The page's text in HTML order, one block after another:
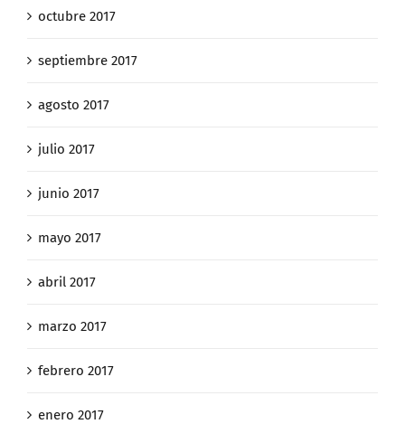
octubre 2017
septiembre 2017
agosto 2017
julio 2017
junio 2017
mayo 2017
abril 2017
marzo 2017
febrero 2017
enero 2017